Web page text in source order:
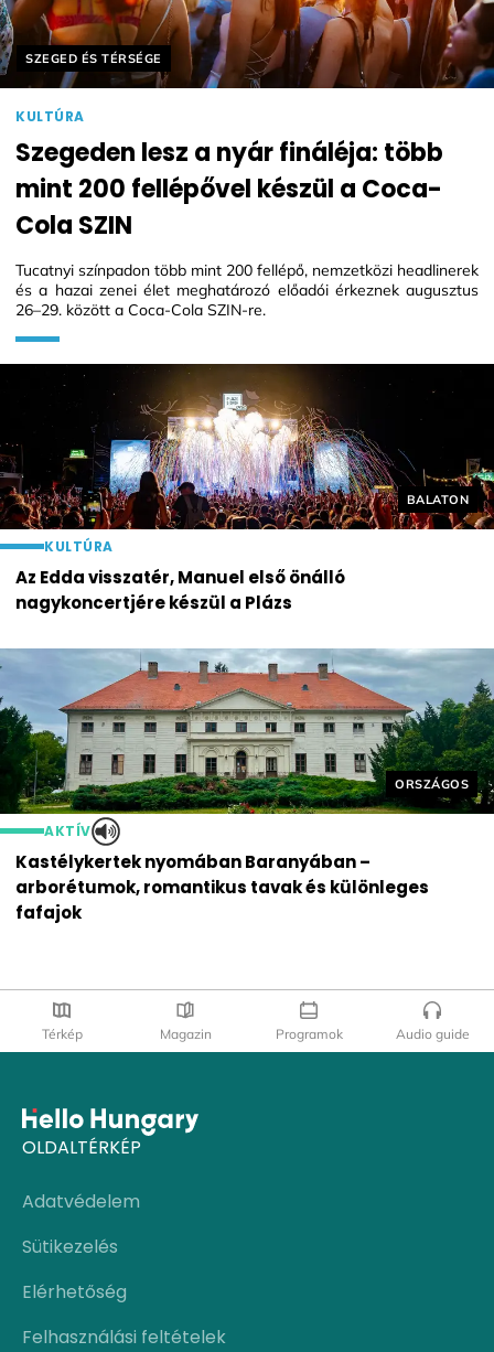
Helyszín
BALATON
KULTÚRA
Az Edda visszatér, Manuel első önálló
nagykoncertjére készül a Plázs
Helyszín címkék:
SZEGED ÉS TÉRSÉGE
KULTÚRA
Szegeden lesz a nyár fináléja: több
mint 200 fellépővel készül a Coca-
Cola SZIN
Tucatnyi színpadon több mint 200 fellépő, nemzetközi headlinerek
és a hazai zenei élet meghatározó előadói érkeznek augusztus
26–29. között a Coca-Cola SZIN-re.
Helyszín
ORSZÁGOS
AKTÍV
Kastélykertek nyomában Baranyában –
arborétumok, romantikus tavak és különleges
fafajok
Térkép Magazin Programok Audio guide
OLDALTÉRKÉP
Adatvédelem
Sütikezelés
Elérhetőség
Felhasználási feltételek